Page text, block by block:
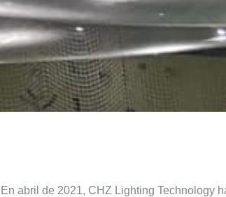
En abril de 2021, CHZ Lighting Technology